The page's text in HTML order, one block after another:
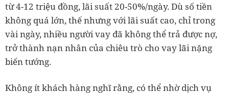
từ 4-12 triệu đồng, lãi suất 20-50%/ngày. Dù số tiền
không quá lớn, thế nhưng với lãi suất cao, chỉ trong
vài ngày, nhiều người vay đã không thể trả được nợ,
trở thành nạn nhân của chiêu trò cho vay lãi nặng
biến tướng.
Không ít khách hàng nghĩ rằng, có thể nhờ dịch vụ